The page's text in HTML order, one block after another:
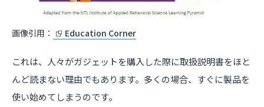
画像引用： Education Corner
これは、人々がガジェットを購入した際に取扱説明書をほと
んど読まない理由でもあります。多くの場合、すぐに製品を
使い始めてしまうのです。